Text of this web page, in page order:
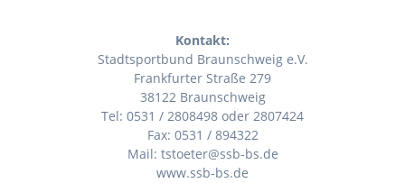
Kontakt:
Stadtsportbund Braunschweig e.V.
Frankfurter Straße 279
38122 Braunschweig
Tel: 0531 / 2808498 oder 2807424
Fax: 0531 / 894322
Mail: tstoeter@ssb-bs.de
www.ssb-bs.de